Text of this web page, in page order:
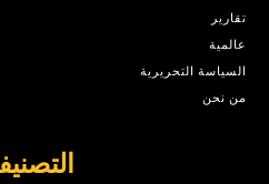
تقارير
عالمية
السياسة التحريرية
من نحن